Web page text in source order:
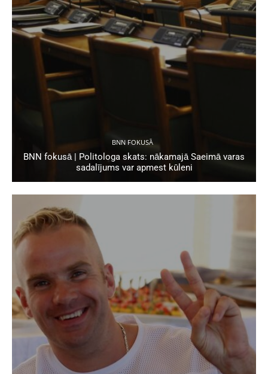
BNN FOKUSĀ
BNN fokusā | Politologa skats: nākamajā Saeimā varas
sadalījums var apmest kūleni